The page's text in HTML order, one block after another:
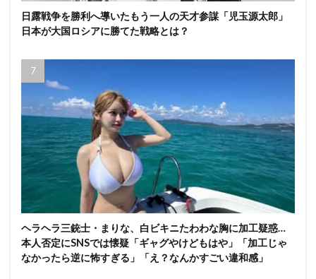
日露戦争を勝利へ導いたもう一人の天才参謀「児玉源太郎」
日本が大国ロシアに勝てた戦略とは？
ヘラヘラ三銃士・まりな、白ビキニたわわな胸に加工疑惑…
本人否定にSNSでは懐疑「ギャグやけどもはや」「加工じゃ
なかったら逆に怖すぎる」「え？なんかすごい違和感」